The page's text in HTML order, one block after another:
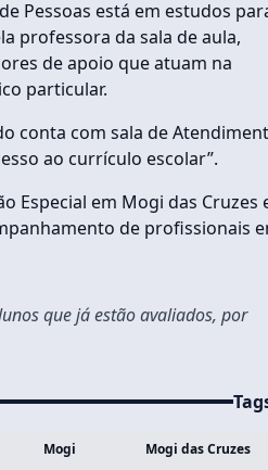
Pessoas está em estudos
professora da sala de aula,
de apoio que atuam na
particular.
conta com sala de
ao currículo escolar”.
Especial em Mogi das Cruzes
de profissionais
que já estão avaliados, por
Mogi
Mogi das Cruzes